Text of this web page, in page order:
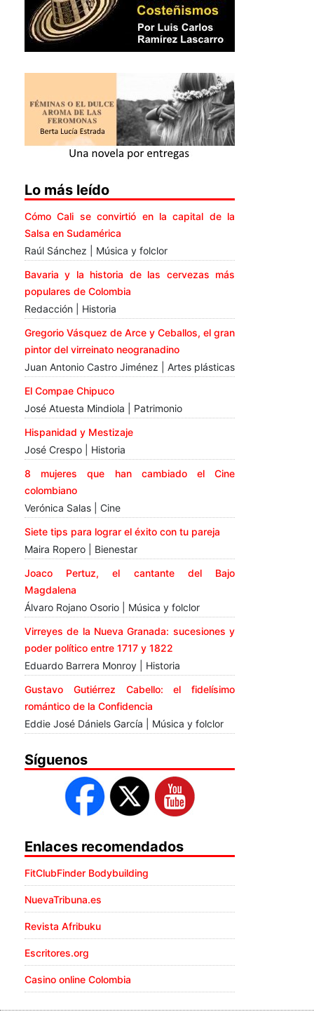
Lo más leído
Cómo Cali se convirtió en la capital de la
Salsa en Sudamérica
Raúl Sánchez | Música y folclor
Bavaria y la historia de las cervezas más
populares de Colombia
Redacción | Historia
Gregorio Vásquez de Arce y Ceballos, el gran
pintor del virreinato neogranadino
Juan Antonio Castro Jiménez | Artes plásticas
El Compae Chipuco
José Atuesta Mindiola | Patrimonio
Hispanidad y Mestizaje
José Crespo | Historia
8 mujeres que han cambiado el Cine
colombiano
Verónica Salas | Cine
Siete tips para lograr el éxito con tu pareja
Maira Ropero | Bienestar
Joaco Pertuz, el cantante del Bajo
Magdalena
Álvaro Rojano Osorio | Música y folclor
Virreyes de la Nueva Granada: sucesiones y
poder político entre 1717 y 1822
Eduardo Barrera Monroy | Historia
Gustavo Gutiérrez Cabello: el fidelísimo
romántico de la Confidencia
Eddie José Dániels García | Música y folclor
Síguenos
Enlaces recomendados
FitClubFinder Bodybuilding
NuevaTribuna.es
Revista Afribuku
Escritores.org
Casino online Colombia